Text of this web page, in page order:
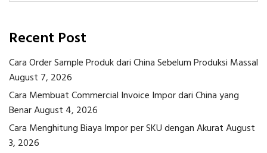
Recent Post
Cara Order Sample Produk dari China Sebelum Produksi Massal
August 7, 2026
Cara Membuat Commercial Invoice Impor dari China yang
BenarAugust 4, 2026
Cara Menghitung Biaya Impor per SKU dengan AkuratAugust
3, 2026